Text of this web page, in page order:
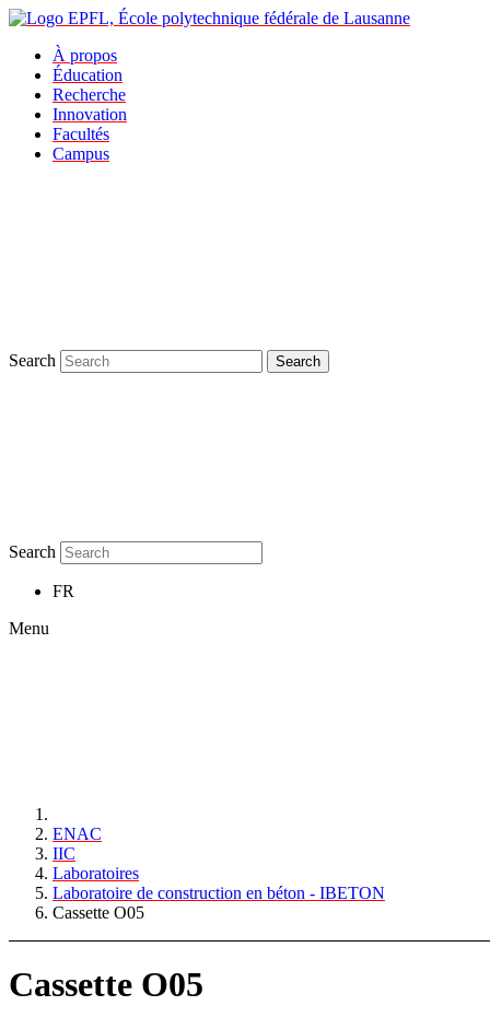
À propos
Éducation
Recherche
Innovation
Facultés
Campus
Search Search
Search
FR
Menu
ENAC
IIC
Laboratoires
Laboratoire de construction en béton - IBETON
Cassette O05
Cassette O05